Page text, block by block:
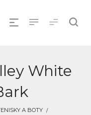
White
A BOTY